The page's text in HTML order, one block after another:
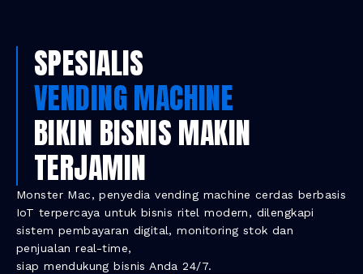
SPESIALIS
VENDING MACHINE
BIKIN BISNIS MAKIN
TERJAMIN
Monster Mac, penyedia vending machine cerdas berbasis
IoT terpercaya untuk bisnis ritel modern, dilengkapi
sistem pembayaran digital, monitoring stok dan
penjualan real-time,
siap mendukung bisnis Anda 24/7.